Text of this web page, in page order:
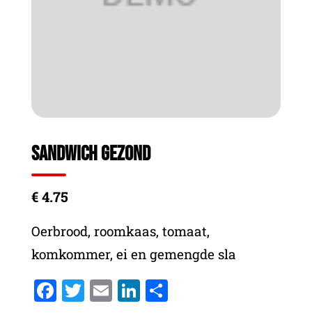
Sandwich gezond
€ 4.75
Oerbrood, roomkaas, tomaat,
komkommer, ei en gemengde sla
Facebook
Twitter
EmailLinkedIn